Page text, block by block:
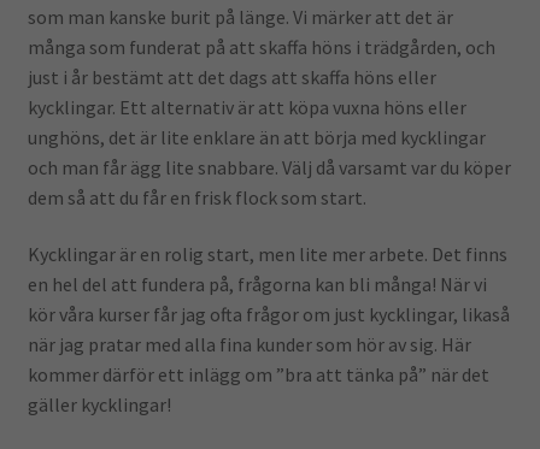
som man kanske burit på länge. Vi märker att det är
många som funderat på att skaffa höns i trädgården, och
just i år bestämt att det dags att skaffa höns eller
kycklingar. Ett alternativ är att köpa vuxna höns eller
unghöns, det är lite enklare än att börja med kycklingar
och man får ägg lite snabbare. Välj då varsamt var du köper
dem så att du får en frisk flock som start.
Kycklingar är en rolig start, men lite mer arbete. Det finns
en hel del att fundera på, frågorna kan bli många! När vi
kör våra kurser får jag ofta frågor om just kycklingar, likaså
när jag pratar med alla fina kunder som hör av sig. Här
kommer därför ett inlägg om ”bra att tänka på” när det
gäller kycklingar!